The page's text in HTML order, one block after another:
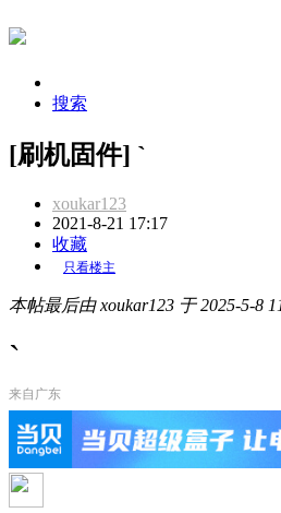
搜索
[刷机固件] `
xoukar123
2021-8-21 17:17
收藏
只看楼主
本帖最后由 xoukar123 于 2025-5-8
`
来自广东